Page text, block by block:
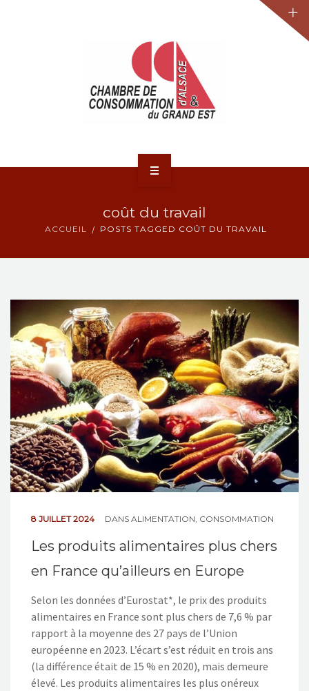
NOS ACTIONS
CONTACT
coût du travail
ACCUEIL POSTS TAGGED COÛT DU TRAVAIL
8 JUILLET 2024 DANS ALIMENTATION CONSOMMATION
Les produits alimentaires plus chers
en France qu’ailleurs en Europe
Selon les données d’Eurostat*, le prix des produits
alimentaires en France sont plus chers de 7,6 % par
rapport à la moyenne des 27 pays de l’Union
européenne en 2023. L’écart s’est réduit en trois ans
(la différence était de 15 % en 2020), mais demeure
élevé. Les produits alimentaires les plus onéreux